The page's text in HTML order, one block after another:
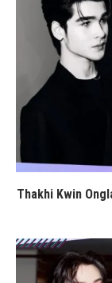
Thakhi Kwin